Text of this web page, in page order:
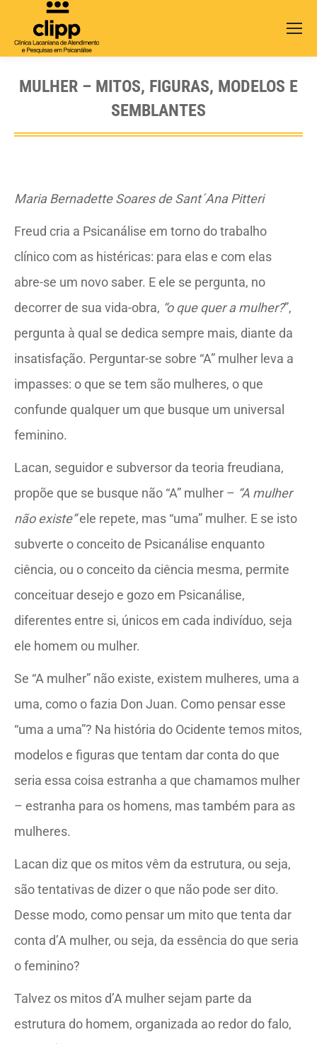
MULHER – MITOS, FIGURAS, MODELOS E
SEMBLANTES
Maria Bernadette Soares de Sant´Ana Pitteri
Freud cria a Psicanálise em torno do trabalho
clínico com as histéricas: para elas e com elas
abre-se um novo saber. E ele se pergunta, no
decorrer de sua vida-obra, “o que quer a mulher?”,
pergunta à qual se dedica sempre mais, diante da
insatisfação. Perguntar-se sobre “A” mulher leva a
impasses: o que se tem são mulheres, o que
confunde qualquer um que busque um universal
feminino.
Lacan, seguidor e subversor da teoria freudiana,
propõe que se busque não “A” mulher – “A mulher
não existe”ele repete, mas “uma” mulher. E se isto
subverte o conceito de Psicanálise enquanto
ciência, ou o conceito da ciência mesma, permite
conceituar desejo e gozo em Psicanálise,
diferentes entre si, únicos em cada indivíduo, seja
ele homem ou mulher.
Se “A mulher” não existe, existem mulheres, uma a
uma, como o fazia Don Juan. Como pensar esse
“uma a uma”? Na história do Ocidente temos mitos,
modelos e figuras que tentam dar conta do que
seria essa coisa estranha a que chamamos mulher
– estranha para os homens, mas também para as
mulheres.
Lacan diz que os mitos vêm da estrutura, ou seja,
são tentativas de dizer o que não pode ser dito.
Desse modo, como pensar um mito que tenta dar
conta d’A mulher, ou seja, da essência do que seria
o feminino?
Talvez os mitos d’A mulher sejam parte da
estrutura do homem, organizada ao redor do falo,